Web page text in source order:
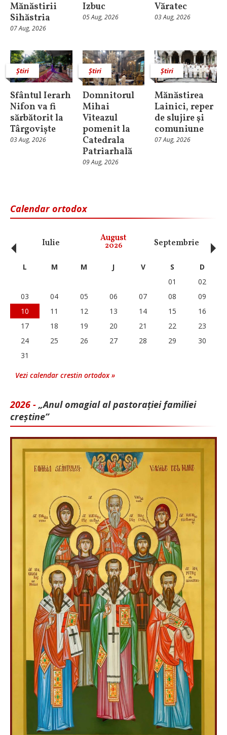
Mănăstirii
Sihăstria
07 Aug, 2026
Izbuc
05 Aug, 2026
Văratec
03 Aug, 2026
Știri
Sfântul Ierarh
Nifon va fi
sărbătorit la
Târgoviște
03 Aug, 2026
Știri
Domnitorul
Mihai
Viteazul
pomenit la
Catedrala
Patriarhală
09 Aug, 2026
Știri
Mănăstirea
Lainici, reper
de slujire şi
comuniune
07 Aug, 2026
Calendar ortodox
Iulie August
2026 Septembrie
‹ L M M J V S
D
01
02
03
04 05 06 07 08
09
10
11 12 13 14 15
16
17
18 19 20 21 22
23
24
25 26 27 28 29
30
31
Vezi calendar crestin ortodox »
2026 - „Anul omagial al pastorației familiei
creștine”